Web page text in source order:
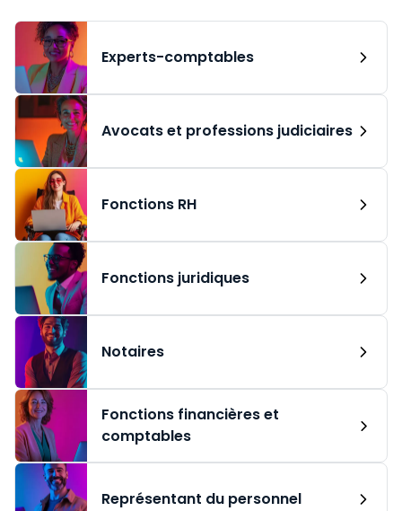
Experts-comptables
Avocats et professions judiciaires
Fonctions RH
Fonctions juridiques
Notaires
Fonctions financières et
comptables
Représentant du personnel